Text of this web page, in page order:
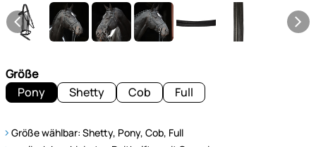
Größe
Pony
Shetty Cob Full
Größe wählbar: Shetty, Pony, Cob, Full